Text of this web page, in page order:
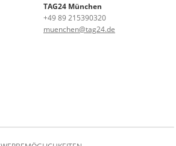
TAG24 München
+49 89 215390320
muenchen@tag24.de